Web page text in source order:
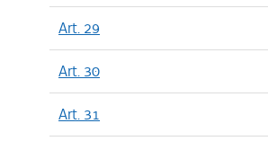
Art. 29
Art. 30
Art. 31